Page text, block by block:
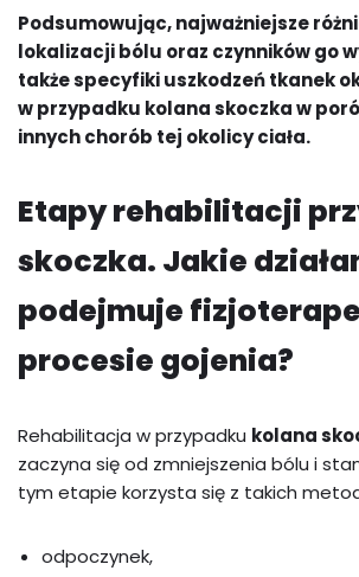
Podsumowując, najważniejsze
lokalizacji bólu oraz czynników go
także specyfiki uszkodzeń tkanek
w przypadku kolana skoczka w
innych chorób tej okolicy ciała.
Etapy rehabilitacji
skoczka. Jakie
podejmuje
procesie gojenia?
Rehabilitacja w przypadku kolana
zaczyna się od zmniejszenia bólu i
tym etapie korzysta się z takich
odpoczynek,